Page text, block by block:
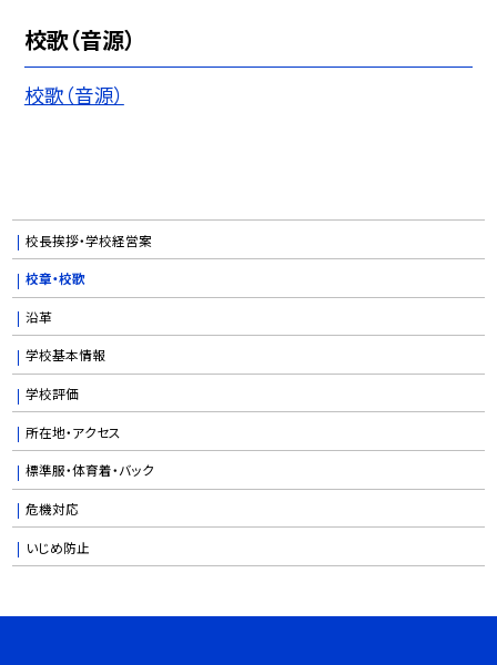
校歌（音源）
校歌（音源）
校長挨拶・学校経営案
校章・校歌
沿革
学校基本情報
学校評価
所在地・アクセス
標準服・体育着・バック
危機対応
いじめ防止